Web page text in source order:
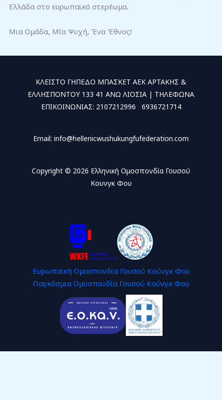
Ελλάδα στο ευρωπαϊκό στερέωμα.
Μια Ομάδα, Μία Ψυχή, Ένα Έθνος!
ΚΛΕΙΣΤΟ ΓΗΠΕΔΟ ΜΠΑΣΚΕΤ ΑΕΚ ΑΡΤΑΚΗΣ &
ΕΛΛΗΣΠΟΝΤΟΥ 133 41 ΑΝΩ ΛΙΟΣΙΑ | ΤΗΛΕΦΩΝΑ
ΕΠΙΚΟΙΝΩΝΙΑΣ: 2107212996 6936721714
Email: info@hellenicwushukungfufederation.com
Copyright © 2026 Ελληνική Ομοσπονδία Γουσού
Κουνγκ Φου
Ευρωπαϊκή Ομοσπονδία Γουσού Κούνγκ Φου
Παγκόσμια Ομοσπονδία Γουσού Κούνγκ Φου